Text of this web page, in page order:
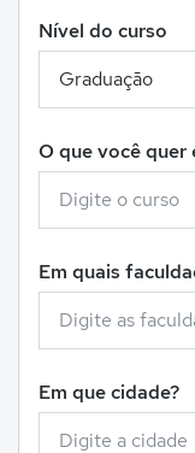
Nível do curso
O que você quer
Em quais
Em que cidade?